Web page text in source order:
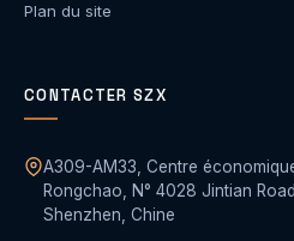
Plan du site
CONTACTER SZX
A309-AM33, Centre
Rongchao, N° 4028 Jintian
Shenzhen, Chine